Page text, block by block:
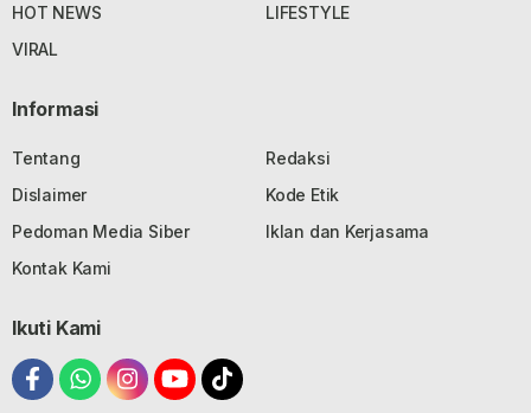
HOT NEWS
LIFESTYLE
VIRAL
Informasi
Tentang
Redaksi
Dislaimer
Kode Etik
Pedoman Media Siber
Iklan dan Kerjasama
Kontak Kami
Ikuti Kami